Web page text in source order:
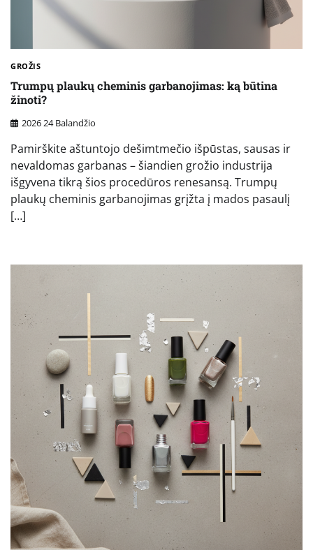
GROŽIS
Trumpų plaukų cheminis garbanojimas: ką būtina
žinoti?
2026 24 Balandžio
Pamirškite aštuntojo dešimtmečio išpūstas, sausas ir
nevaldomas garbanas – šiandien grožio industrija
išgyvena tikrą šios procedūros renesansą. Trumpų
plaukų cheminis garbanojimas grįžta į mados pasaulį
[…]